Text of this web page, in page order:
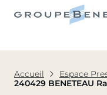
Accueil Espace
240429 BENETEAU